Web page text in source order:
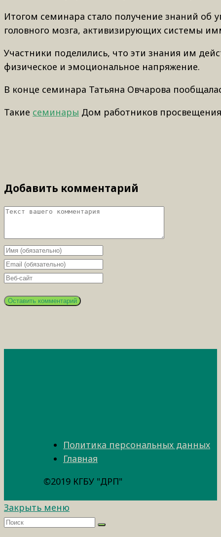
Итогом семинара стало получение знаний
головного мозга, активизирующих системы
Участники поделились, что эти знания им
физическое и эмоциональное напряжение.
В конце семинара Татьяна Овчарова
Такие семинары Дом работников
Добавить комментарий
Политика персональных данных
Главная
©2019 КГБУ "ДРП"
Закрыть меню